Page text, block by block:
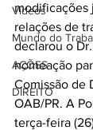
Vídeos
Mundo do
AÇÕES
DIREITO
modificações
relações de
declarou o
nomeação
Comissão de
OAB/PR. A
terça-feira